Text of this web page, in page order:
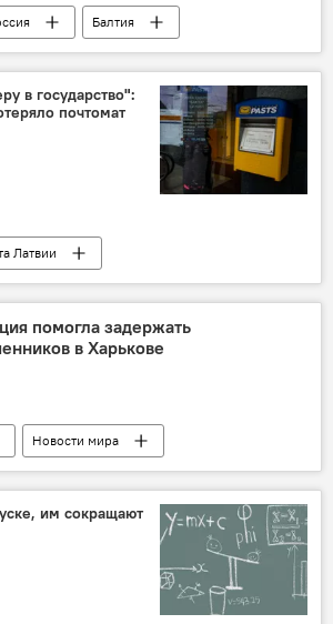
Балтия
День Победы
война
в государство":
почтомат
Латвии
общество
помогла задержать
в Харькове
Новости мира
мошенники
им сокращают